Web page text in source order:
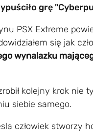
grę
PSX Extreme
się jak
wynalazku
kolejny krok
siebie samego.
człowiek stworzy